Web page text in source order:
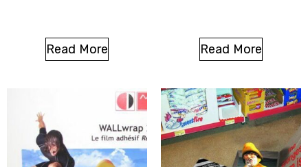
Read More Read More